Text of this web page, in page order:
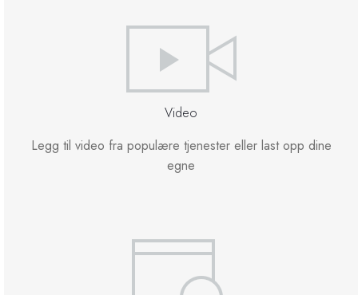
Video
Legg til video fra populære tjenester eller last opp dine
egne